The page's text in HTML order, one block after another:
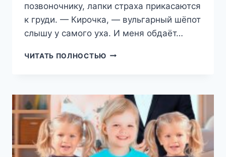
позвоночнику, лапки страха прикасаются
к груди. — Кирочка, — вульгарный шёпот
слышу у самого уха. И меня обдаёт…
ЧИТАТЬ ПОЛНОСТЬЮ ВЫБОР
ЯНТАРНАЯ)